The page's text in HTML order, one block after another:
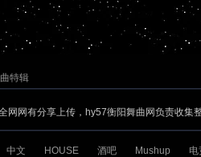
特辑
网网有分享上传，hy57衡阳舞曲网负责收集
中文 HOUSE 酒吧 Mushup 电